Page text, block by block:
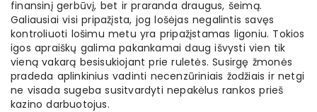
finansinį gerbūvį, bet ir praranda draugus, šeimą.
Galiausiai visi pripažįsta, jog lošėjas negalintis savęs
kontroliuoti lošimu metu yra pripažįstamas ligoniu. Tokios
igos apraiškų galima pakankamai daug išvysti vien tik
vieną vakarą besisukiojant prie ruletės. Susirgę žmonės
pradeda aplinkinius vadinti necenzūriniais žodžiais ir netgi
ne visada sugeba susitvardyti nepakėlus rankos prieš
kazino darbuotojus.